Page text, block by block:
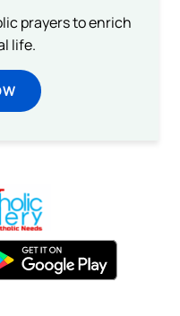
prayers to enrich
life.